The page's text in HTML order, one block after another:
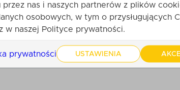
magii i spraw, by te święta były
zaszkodzi – zwłaszcza w święta!
nas i naszych partnerów z plików
osobowych, w tym o przysługujących
w naszej Polityce prywatności.
prywatności USTAWIENIA